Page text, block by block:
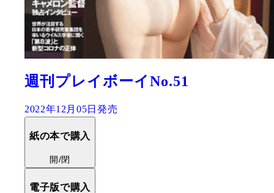
週刊プレイボーイNo.51
2022年12月05日発売
紙の本で購入
開/閉
電子版で購入